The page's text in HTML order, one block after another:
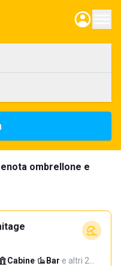
ombrellone e
Cabine· Bar·e altri 2…